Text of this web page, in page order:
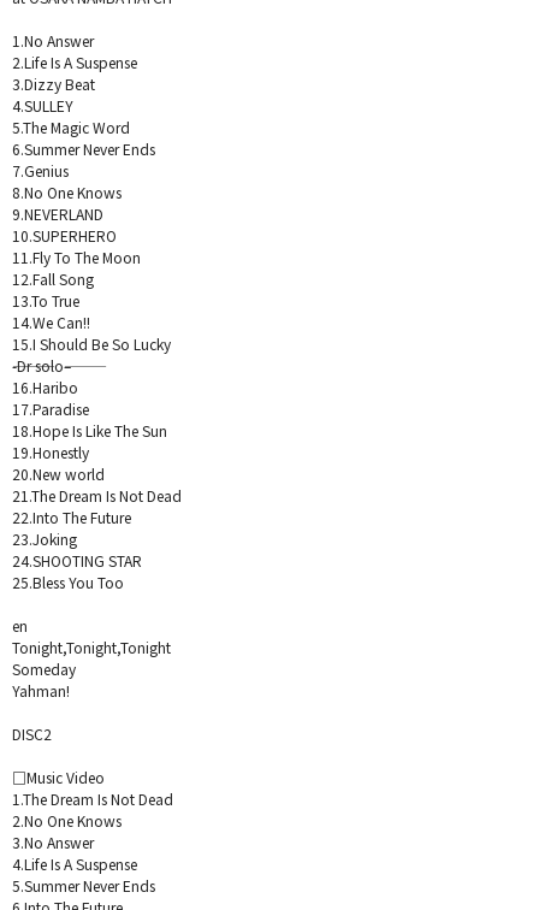
1.No Answer
2.Life Is A Suspense
3.Dizzy Beat
4.SULLEY
5.The Magic Word
6.Summer Never Ends
7.Genius
8.No One Knows
9.NEVERLAND
10.SUPERHERO
11.Fly To The Moon
12.Fall Song
13.To True
14.We Can!!
15.I Should Be So Lucky
―――-Dr solo―――–
16.Haribo
17.Paradise
18.Hope Is Like The Sun
19.Honestly
20.New world
21.The Dream Is Not Dead
22.Into The Future
23.Joking
24.SHOOTING STAR
25.Bless You Too
en
Tonight,Tonight,Tonight
Someday
Yahman!
DISC2
□Music Video
1.The Dream Is Not Dead
2.No One Knows
3.No Answer
4.Life Is A Suspense
5.Summer Never Ends